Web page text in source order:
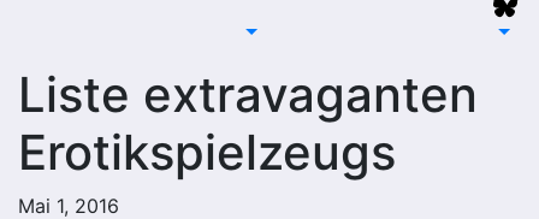
Liste extravaganten
Erotikspielzeugs
Mai 1, 2016